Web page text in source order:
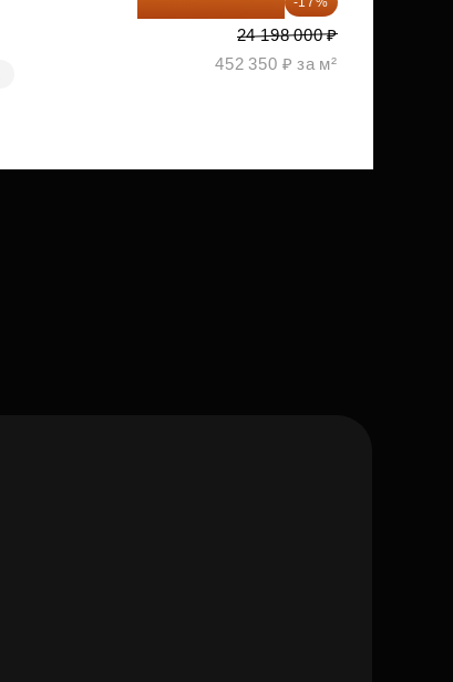
24 198 000 ₽
452 350 ₽ за м²